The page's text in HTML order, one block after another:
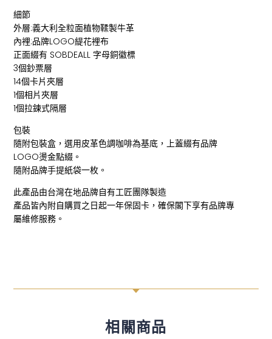
細節
外層:義大利全粒面植物鞣製牛革
內裡:品牌LOGO緹花裡布
正面綴有 SOBDEALL 字母銅徽標
3個鈔票層
14個卡片夾層
1個相片夾層
1個拉鍊式隔層
包裝
隨附包裝盒，選用皮革色調咖啡為基底，上蓋綴有品牌
LOGO燙金點綴。
隨附品牌手提紙袋一枚。
此產品由台灣在地品牌自有工匠團隊製造
產品皆內附自購買之日起一年保固卡，確保閣下享有品牌專
屬維修服務。
C
相關商品